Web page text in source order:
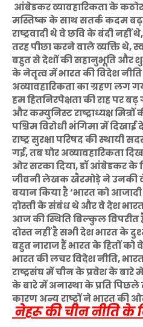
आंबेडकर व्यावहारिकता के
मस्तिष्क के साथ सतर्क कदम
राष्ट्रवादी थे वे छवि के बंदी नहीं
तरह पीछा करने वाले व्यक्ति थे,
बहुत से देशों की सहानुभूति और
के नेतृत्व में भारत की विदेश
अव्यावहारिकता का ग्रहण लग
हम हितनिरपेक्षता की राह पर
और कम्युनिस्ट राष्ट्राध्यक्ष
पश्चिम विरोधी भंगिमा में
राष्ट्र सुरक्षा परिषद की
गई, तब घोर अव्यावहारिकता
ओर सरका दिया, डॉ आंबेडकर के
जीवनी लेखक खैरमोड़े ने उनकी
बयान किया है ‘भारत को
दोस्ती के संबंध थे और वे देश
आज की स्थिति बिल्कुल विपरीत
दोस्त नहीं है सभी देश भारत के
बहुत नाराज हैं भारत के हितों
भारत की लचर विदेश नीति,
राष्ट्रसंघ में चीन के प्रवेश के बारे
के बारे में अनास्था के प्रति पिछले
कारण अन्य राष्ट्रों ने भारत की
नेहरू की चीन नीति के